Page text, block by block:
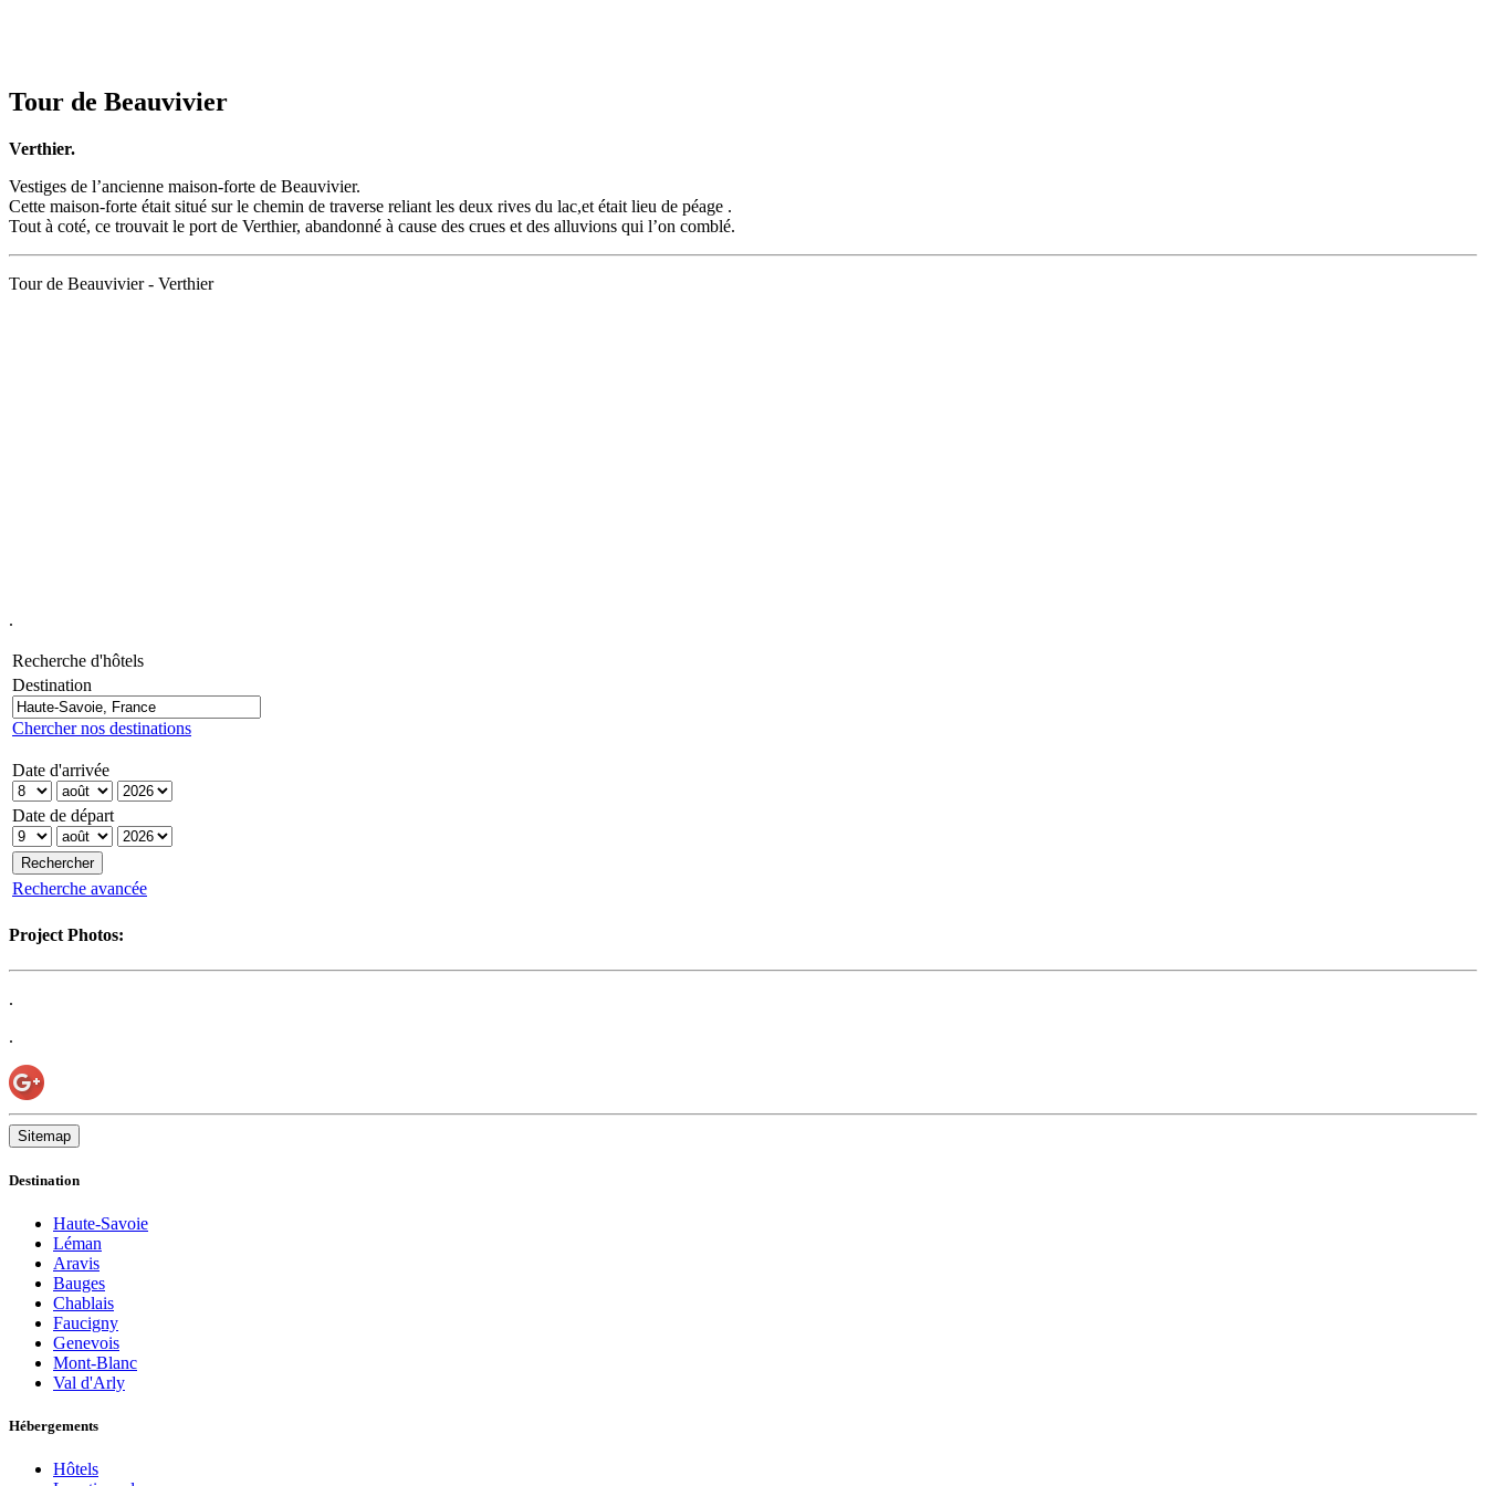
Tour de Beauvivier
Verthier.
Vestiges de l’ancienne maison-forte de Beauvivier.
Cette maison-forte était situé sur le chemin de traverse reliant les deux rives du lac,et était lieu de péage .
Tout à coté, ce trouvait le port de Verthier, abandonné à cause des crues et des alluvions qui l’on comblé.
Tour de Beauvivier - Verthier
.
Recherche d'hôtels
Destination
Chercher nos destinations
Date d'arrivée
Date de départ
Recherche avancée
Project Photos:
.
.
Sitemap
Destination
Haute-Savoie
Léman
Aravis
Bauges
Chablais
Faucigny
Genevois
Mont-Blanc
Val d'Arly
Hébergements
Hôtels